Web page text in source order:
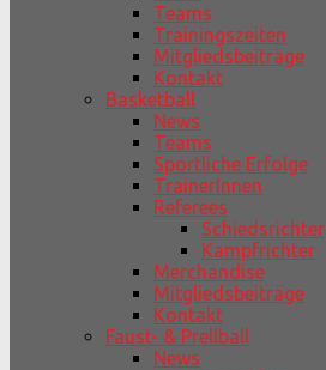
Teams
Trainingszeiten
Mitgliedsbeiträge
Kontakt
Basketball
News
Teams
Sportliche Erfolge
TrainerInnen
Referees
Schiedsrichter
Kampfrichter
Merchandise
Mitgliedsbeiträge
Kontakt
Faust- & Prellball
News